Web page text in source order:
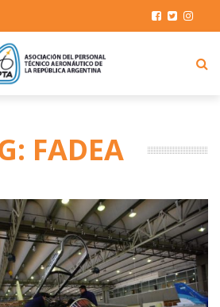
FADEA